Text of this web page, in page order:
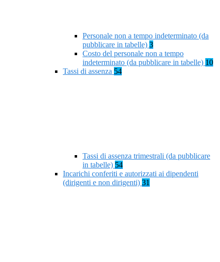
Personale non a tempo indeterminato (da
pubblicare in tabelle) 3
Costo del personale non a tempo
indeterminato (da pubblicare in tabelle) 10
Tassi di assenza 54
Tassi di assenza trimestrali (da pubblicare
in tabelle) 54
Incarichi conferiti e autorizzati ai dipendenti
(dirigenti e non dirigenti) 31